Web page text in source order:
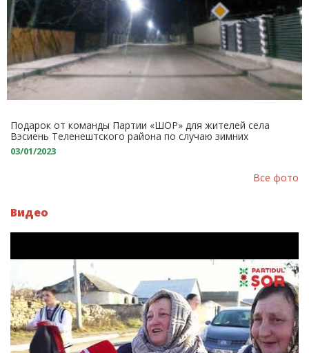
Подарок от команды Партии «ШОР» для жителей села
Вэсиень Теленештского района по случаю зимних
праздников: Новая система уличного освещения
03/01/2023
Все фото
Видео